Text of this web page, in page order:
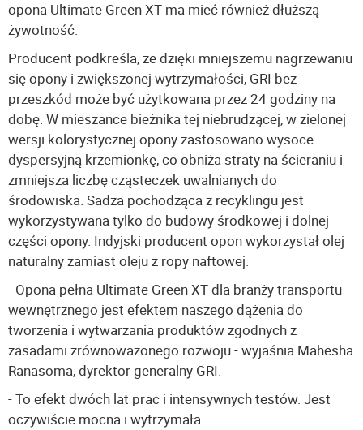
opona Ultimate Green XT ma mieć również dłuższą
żywotność.
Producent podkreśla, że dzięki mniejszemu nagrzewaniu
się opony i zwiększonej wytrzymałości, GRI bez
przeszkód może być użytkowana przez 24 godziny na
dobę. W mieszance bieżnika tej niebrudzącej, w zielonej
wersji kolorystycznej opony zastosowano wysoce
dyspersyjną krzemionkę, co obniża straty na ścieraniu i
zmniejsza liczbę cząsteczek uwalnianych do
środowiska. Sadza pochodząca z recyklingu jest
wykorzystywana tylko do budowy środkowej i dolnej
części opony. Indyjski producent opon wykorzystał olej
naturalny zamiast oleju z ropy naftowej.
- Opona pełna Ultimate Green XT dla branży transportu
wewnętrznego jest efektem naszego dążenia do
tworzenia i wytwarzania produktów zgodnych z
zasadami zrównoważonego rozwoju - wyjaśnia Mahesha
Ranasoma, dyrektor generalny GRI.
- To efekt dwóch lat prac i intensywnych testów. Jest
oczywiście mocna i wytrzymała.